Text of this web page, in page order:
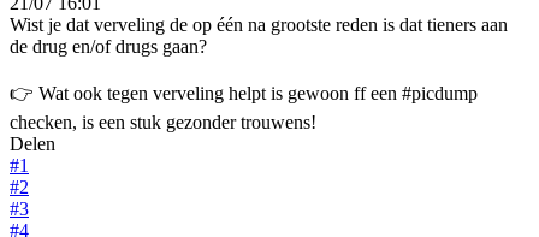
Wist je dat verveling de op één na grootste reden is dat tieners aan
de drug en/of drugs gaan?
👉 Wat ook tegen verveling helpt is gewoon ff een #picdump
checken, is een stuk gezonder trouwens!
Delen
#1
#2
#3
#4